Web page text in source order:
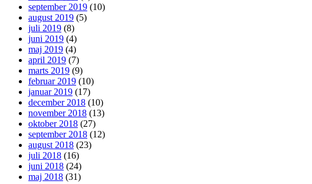
september 2019 (10)
august 2019 (5)
juli 2019 (8)
juni 2019 (4)
maj 2019 (4)
april 2019 (7)
marts 2019 (9)
februar 2019 (10)
januar 2019 (17)
december 2018 (10)
november 2018 (13)
oktober 2018 (27)
september 2018 (12)
august 2018 (23)
juli 2018 (16)
juni 2018 (24)
maj 2018 (31)